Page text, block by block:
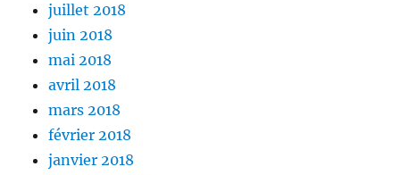
juillet 2018
juin 2018
mai 2018
avril 2018
mars 2018
février 2018
janvier 2018